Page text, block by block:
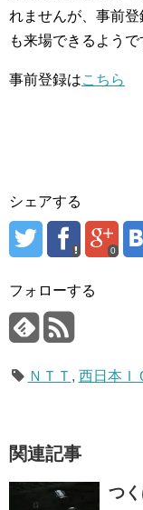
れませんが、事前
も来場できるようで
事前登録はこちら
シェアする
0
フォローする
ＮＴＴ , 西日本Ｉ
関連記事
つ